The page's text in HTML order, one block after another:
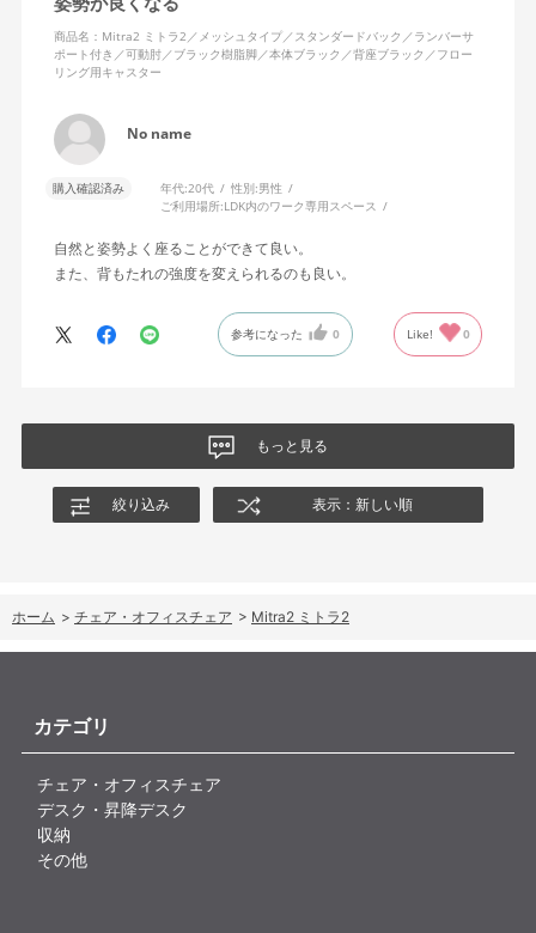
商品名：Mitra2 ミトラ2／メッシュタイプ／スタンダードバック／ランバーサ
ポート付き／可動肘／ブラック樹脂脚／本体ブラック／背座ブラック／フロー
リング用キャスター
No name
購入確認済み 年代:20代 性別:男性
ご利用場所:LDK内のワーク専用スペース
自然と姿勢よく座ることができて良い。
また、背もたれの強度を変えられるのも良い。
参考になった 0 Like! 0
もっと見る
絞り込み 表示：新しい順
ホーム > チェア・オフィスチェア > Mitra2 ミトラ2
カテゴリ
チェア・オフィスチェア
デスク・昇降デスク
収納
その他